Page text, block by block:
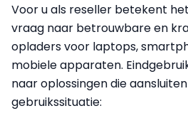
Voor u als reseller betekent
vraag naar betrouwbare en
opladers voor laptops,
mobiele apparaten.
naar oplossingen die
gebruikssituatie: